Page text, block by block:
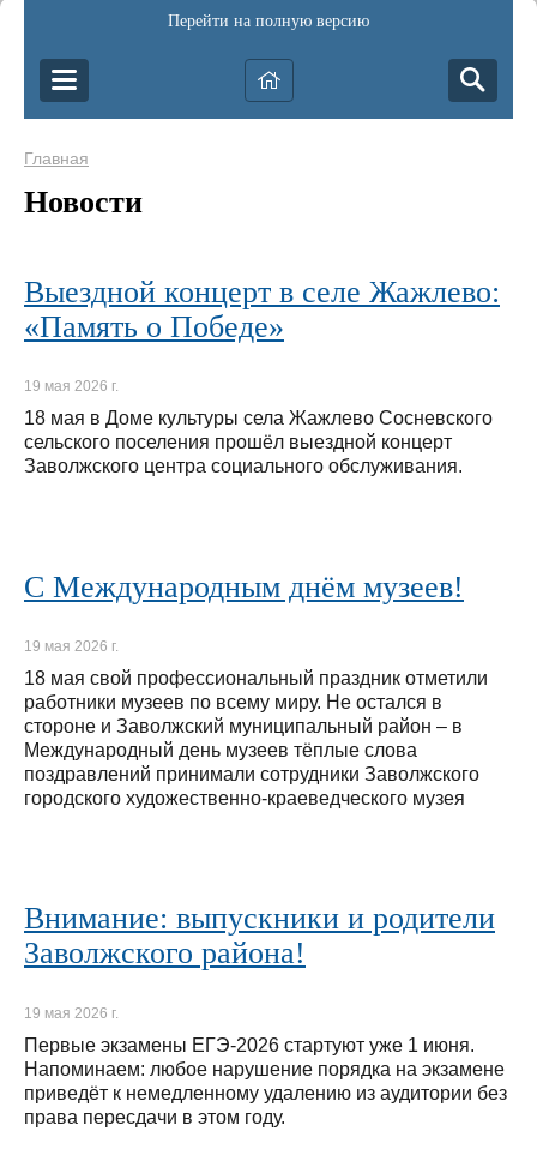
Перейти на полную версию
Главная
Новости
Выездной концерт в селе Жажлево:
«Память о Победе»
19 мая 2026 г.
18 мая в Доме культуры села Жажлево Сосневского
сельского поселения прошёл выездной концерт
Заволжского центра социального обслуживания.
С Международным днём музеев!
19 мая 2026 г.
18 мая свой профессиональный праздник отметили
работники музеев по всему миру. Не остался в
стороне и Заволжский муниципальный район – в
Международный день музеев тёплые слова
поздравлений принимали сотрудники Заволжского
городского художественно-краеведческого музея
Внимание: выпускники и родители
Заволжского района!
19 мая 2026 г.
Первые экзамены ЕГЭ‑2026 стартуют уже 1 июня.
Напоминаем: любое нарушение порядка на экзамене
приведёт к немедленному удалению из аудитории без
права пересдачи в этом году.